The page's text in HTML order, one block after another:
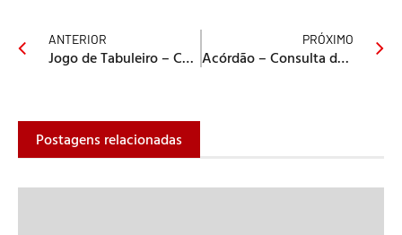
ANTERIOR
Jogo de Tabuleiro – Cuidando da Criação
PRÓXIMO
Acórdão – Consulta de Lei nº 29/2026 CGCJ
Postagens relacionadas